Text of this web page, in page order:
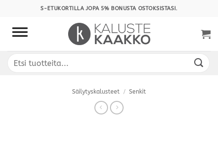
content
S-ETUKORTILLA JOPA 5% BONUSTA OSTOKSISTASI.
Etsi:
Säilytyskalusteet / Senkit